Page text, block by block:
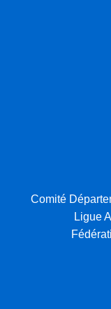
Comité
Ligue